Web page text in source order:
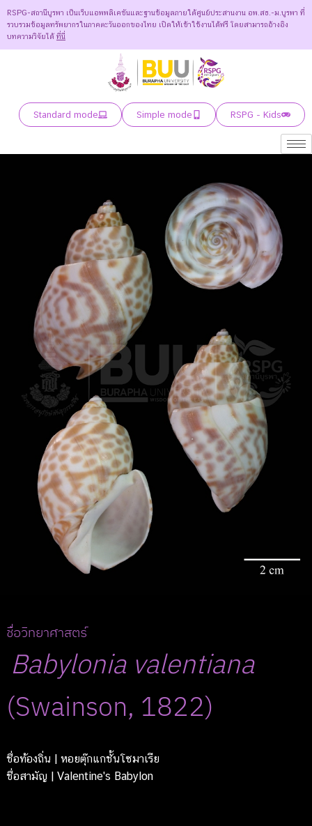
RSPG-สถานีบูรพา เป็นเว็บแอพพลิเคชันและฐานข้อมูลภายใต้ศูนย์ประสานงาน อพ.สธ.-ม.บูรพา ที่
รวบรวมข้อมูลทรัพยากรในภาคตะวันออกของไทย เปิดให้เข้าใช้งานได้ฟรี โดยสามารถอ้างอิง
บทความวิจัยได้ ที่นี่
Standard mode Simple mode RSPG - Kids
ชื่อวิทยาศาสตร์
Babylonia valentiana
(Swainson, 1822)
ชื่อท้องถิ่น | หอยตุ๊กแกชั้นโซมาเรีย
ชื่อสามัญ | Valentine's Babylon